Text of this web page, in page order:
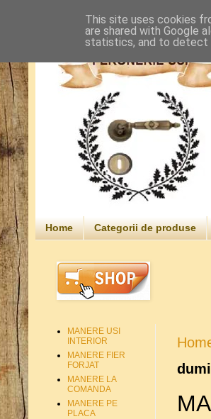
Home Categorii de produse
MANERE USI
INTERIOR
MANERE FIER
FORJAT
MANERE LA
COMANDA
MANERE PE
PLACA
This site uses cookies
are shared with Google
statistics, and to detect